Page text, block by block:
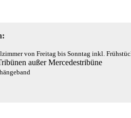
von Freitag bis Sonntag inkl.
außer Mercedestribüne